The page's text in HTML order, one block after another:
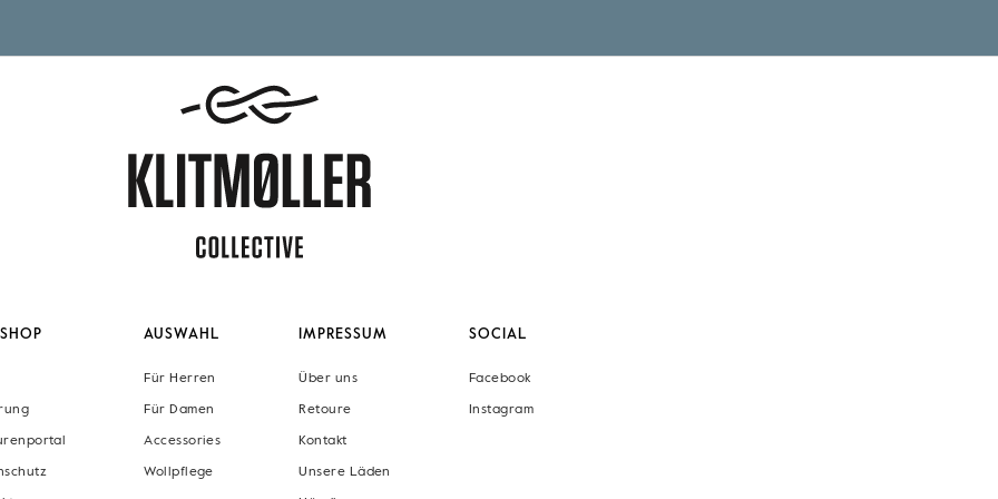
AUSWAHL
Für Herren
Für Damen
Accessories
Wollpflege
IMPRESSUM
Über uns
Retoure
Kontakt
Unsere Läden
SOCIAL
Facebook
Instagram